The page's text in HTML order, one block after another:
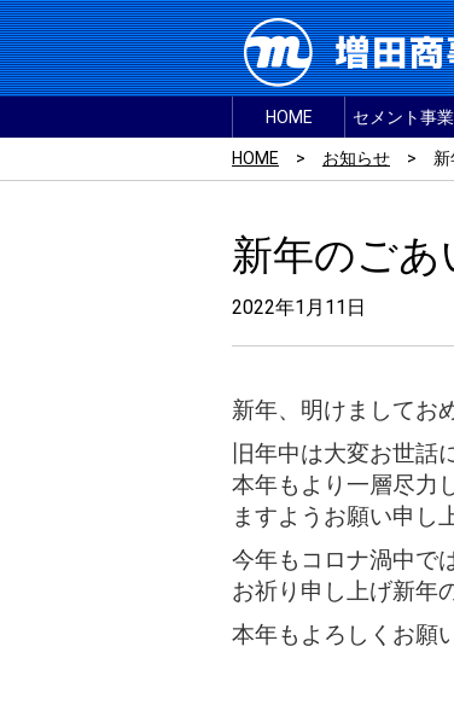
HOME セメント事業
HOME > お知らせ >
新年のごあ
2022年1月11日
新年、明けましてお
旧年中は大変お世話
本年もより一層尽力
ますようお願い申し
今年もコロナ渦中で
お祈り申し上げ新年
本年もよろしくお願